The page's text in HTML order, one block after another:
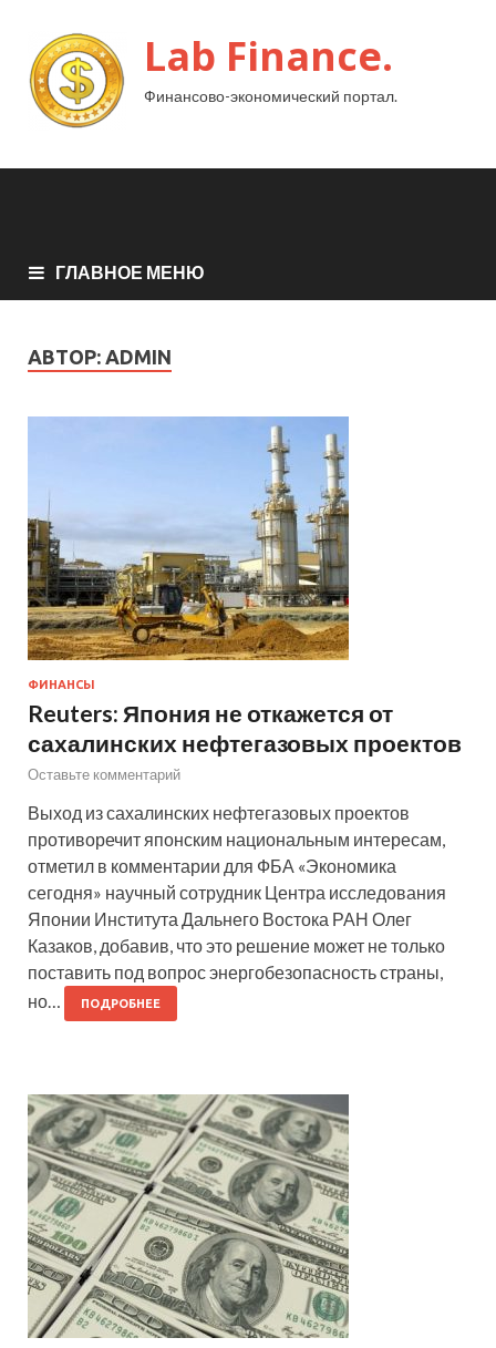
Lab Finance.
Финансово-экономический портал.
ГЛАВНОЕ МЕНЮ
АВТОР: ADMIN
ФИНАНСЫ
Reuters: Япония не откажется от
сахалинских нефтегазовых проектов
Оставьте комментарий
Выход из сахалинских нефтегазовых проектов
противоречит японским национальным интересам,
отметил в комментарии для ФБА «Экономика
сегодня» научный сотрудник Центра исследования
Японии Института Дальнего Востока РАН Олег
Казаков, добавив, что это решение может не только
поставить под вопрос энергобезопасность страны,
но…
ПОДРОБНЕЕ